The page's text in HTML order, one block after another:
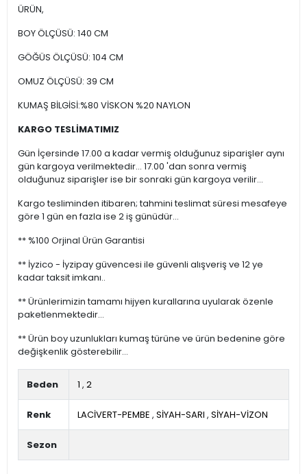
ÜRÜN,
BOY ÖLÇÜSÜ: 140 CM
GÖĞÜS ÖLÇÜSÜ: 104 CM
OMUZ ÖLÇÜSÜ: 39 CM
KUMAŞ BİLGİSİ:%80 VİSKON %20 NAYLON
KARGO TESLİMATIMIZ
Gün İçersinde 17.00 a kadar vermiş olduğunuz siparişler aynı
gün kargoya verilmektedir... 17.00 'dan sonra vermiş
olduğunuz siparişler ise bir sonraki gün kargoya verilir...
Kargo tesliminden itibaren; tahmini teslimat süresi mesafeye
göre 1 gün en fazla ise 2 iş günüdür...
** %100 Orjinal Ürün Garantisi
** İyzico - İyzipay güvencesi ile güvenli alışveriş ve 12 ye
kadar taksit imkanı..
** Ürünlerimizin tamamı hijyen kurallarına uyularak özenle
paketlenmektedir...
** Ürün boy uzunlukları kumaş türüne ve ürün bedenine göre
değişkenlik gösterebilir...
Beden 1 , 2
Renk LACİVERT-PEMBE , SİYAH-SARI , SİYAH-VİZON
Sezon